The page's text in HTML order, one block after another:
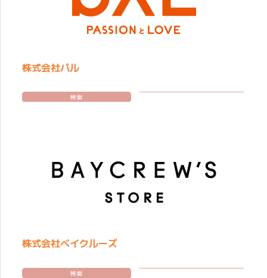
株式会社パル
検索
株式会社ベイクルーズ
検索